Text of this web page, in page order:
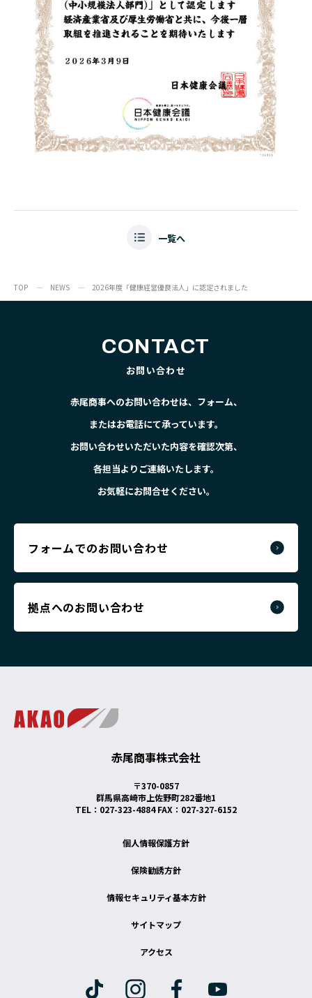
一覧へ
TOP NEWS 2026年度「健康経営優良法人」に認定されました
CONTACT
お問い合わせ
赤尾商事へのお問い合わせは、フォーム、
またはお電話にて承っています。
お問い合わせいただいた内容を確認次第、
各担当よりご連絡いたします。
お気軽にお問合せください。
フォームでのお問い合わせ
拠点へのお問い合わせ
赤尾商事株式会社
〒370-0857
群馬県高崎市上佐野町282番地1
TEL：027-323-4884 FAX：027-327-6152
個人情報保護方針
保険勧誘方針
情報セキュリティ基本方針
サイトマップ
アクセス